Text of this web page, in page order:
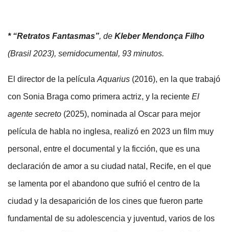
* “Retratos Fantasmas”, de KleberMendonça Filho
(Brasil 2023), semidocumental, 93 minutos.
El director de la película Aquarius (2016), en la que trabajó
con Sonia Braga como primera actriz, y la reciente El
agente secreto (2025), nominada al Oscar para mejor
película de habla no inglesa, realizó en 2023 un film muy
personal, entre el documental y la ficción, que es una
declaración de amor a su ciudad natal, Recife, en el que
se lamenta por el abandono que sufrió el centro de la
ciudad y la desaparición de los cines que fueron parte
fundamental de su adolescencia y juventud, varios de los